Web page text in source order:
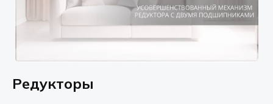
Редукторы